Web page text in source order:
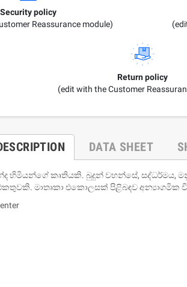
Security policy
Reassurance module)
Return policy
(edit with the Customer
DATA SHEET
හිමියන්ගේ කෘතියකි. බුදුන් වහන්සේ,
මාතෘකා එකොලසක් පිළිබඳව අන්‍යාගමික